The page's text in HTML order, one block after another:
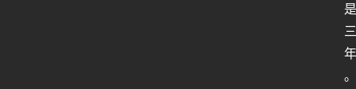
是
三
年
。